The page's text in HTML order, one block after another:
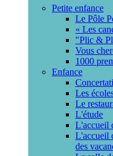
Petite enfance
Le Pôle
« Les
"Plic &
Vous
1000
Enfance
Les
Le
L'étude
L'accueil
L'accueil
des